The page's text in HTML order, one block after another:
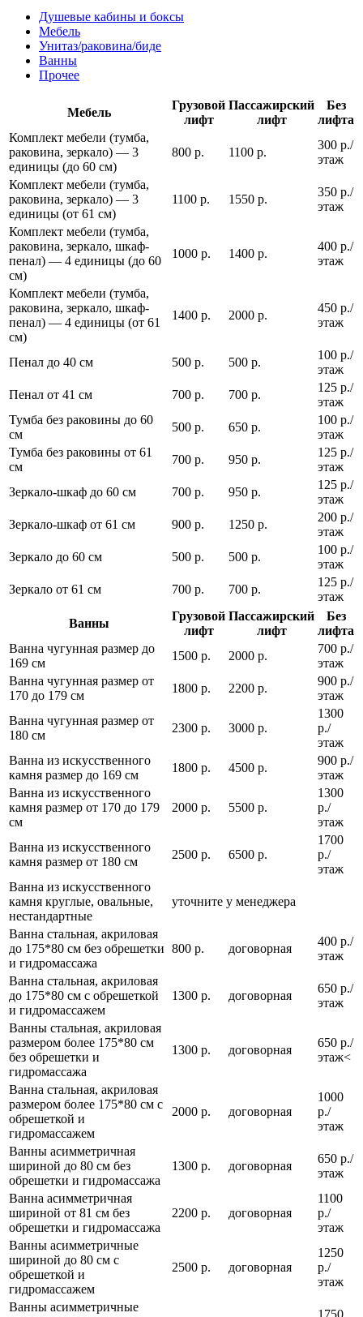
Душевые кабины и боксы
Мебель
Унитаз/раковина/биде
Ванны
Прочее
Мебель
Грузовой
лифт
Пассажирский
лифт
Без
лифта
Комплект мебели (тумба,
раковина, зеркало) — 3
единицы (до 60 см)
800 р. 1100 р.
300 р./
этаж
Комплект мебели (тумба,
раковина, зеркало) — 3
единицы (от 61 см)
1100 р. 1550 р.
350 р./
этаж
Комплект мебели (тумба,
раковина, зеркало, шкаф-
пенал) — 4 единицы (до 60
см)
1000 р. 1400 р.
400 р./
этаж
Комплект мебели (тумба,
раковина, зеркало, шкаф-
пенал) — 4 единицы (от 61
см)
1400 р. 2000 р.
450 р./
этаж
Пенал до 40 см 500 р. 500 р.
100 р./
этаж
Пенал от 41 см
700 р. 700 р.
125 р./
этаж
Тумба без раковины до 60
см
500 р. 650 р.
100 р./
этаж
Тумба без раковины от 61
см
700 р. 950 р.
125 р./
этаж
Зеркало-шкаф до 60 см
700 р. 950 р.
125 р./
этаж
Зеркало-шкаф от 61 см
900 р. 1250 р.
200 р./
этаж
Зеркало до 60 см
500 р. 500 р.
100 р./
этаж
Зеркало от 61 см
700 р. 700 р.
125 р./
этаж
Ванны
Грузовой
лифт
Пассажирский
лифт
Без
лифта
Ванна чугунная размер до
169 см
1500 р. 2000 р.
700 р./
этаж
Ванна чугунная размер от
170 до 179 см
1800 р. 2200 р.
900 р./
этаж
Ванна чугунная размер от
180 см
2300 р. 3000 р.
1300
р./
этаж
Ванна из искусственного
камня размер до 169 см
1800 р. 4500 р.
900 р./
этаж
Ванна из искусственного
камня размер от 170 до 179
см
2000 р. 5500 р.
1300
р./
этаж
Ванна из искусственного
камня размер от 180 см
2500 р. 6500 р.
1700
р./
этаж
Ванна из искусственного
камня круглые, овальные,
нестандартные
уточните у менеджера
Ванна стальная, акриловая
до 175*80 см без обрешетки
и гидромассажа
800 р. договорная
400 р./
этаж
Ванна стальная, акриловая
до 175*80 см с обрешеткой
и гидромассажем
1300 р. договорная
650 р./
этаж
Ванны стальная, акриловая
размером более 175*80 см
без обрешетки и
гидромассажа
1300 р. договорная
650 р./
этаж<
Ванна стальная, акриловая
размером более 175*80 см с
обрешеткой и
гидромассажем
2000 р. договорная
1000
р./
этаж
Ванны асимметричная
шириной до 80 см без
обрешетки и гидромассажа
1300 р. договорная
650 р./
этаж
Ванна асимметричная
шириной от 81 см без
обрешетки и гидромассажа
2200 р. договорная
1100
р./
этаж
Ванны асимметричные
шириной до 80 см с
обрешеткой и
гидромассажем
2500 р. договорная
1250
р./
этаж
Ванны асимметричные